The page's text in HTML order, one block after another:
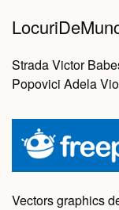
Strada Victor
Popovici Adela
Vectors graphics